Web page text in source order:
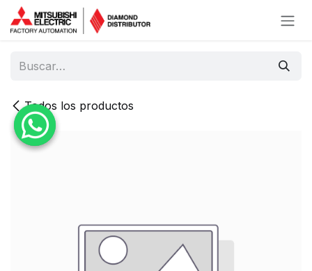
Ir al contenido
Todos los productos